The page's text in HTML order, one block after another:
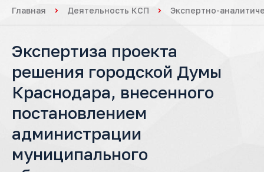
Главная Деятельность КСП Экспертно-
Экспертиза проекта
решения городской Думы
Краснодара, внесенного
постановлением
администрации
муниципального